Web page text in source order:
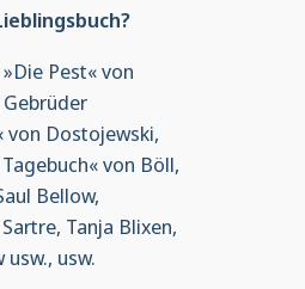
Pest« von
von Dostojewski,
von Böll,
Bellow,
Tanja Blixen,
usw.